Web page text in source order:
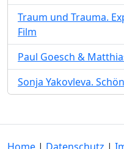
Traum und Trauma.
Film
Paul Goesch &
Sonja Yakovleva.